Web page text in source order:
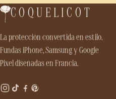
COQUELICOT
La protección convertida en estilo.
Fundas iPhone, Samsung y Google
Pixel diseñadas en Francia.